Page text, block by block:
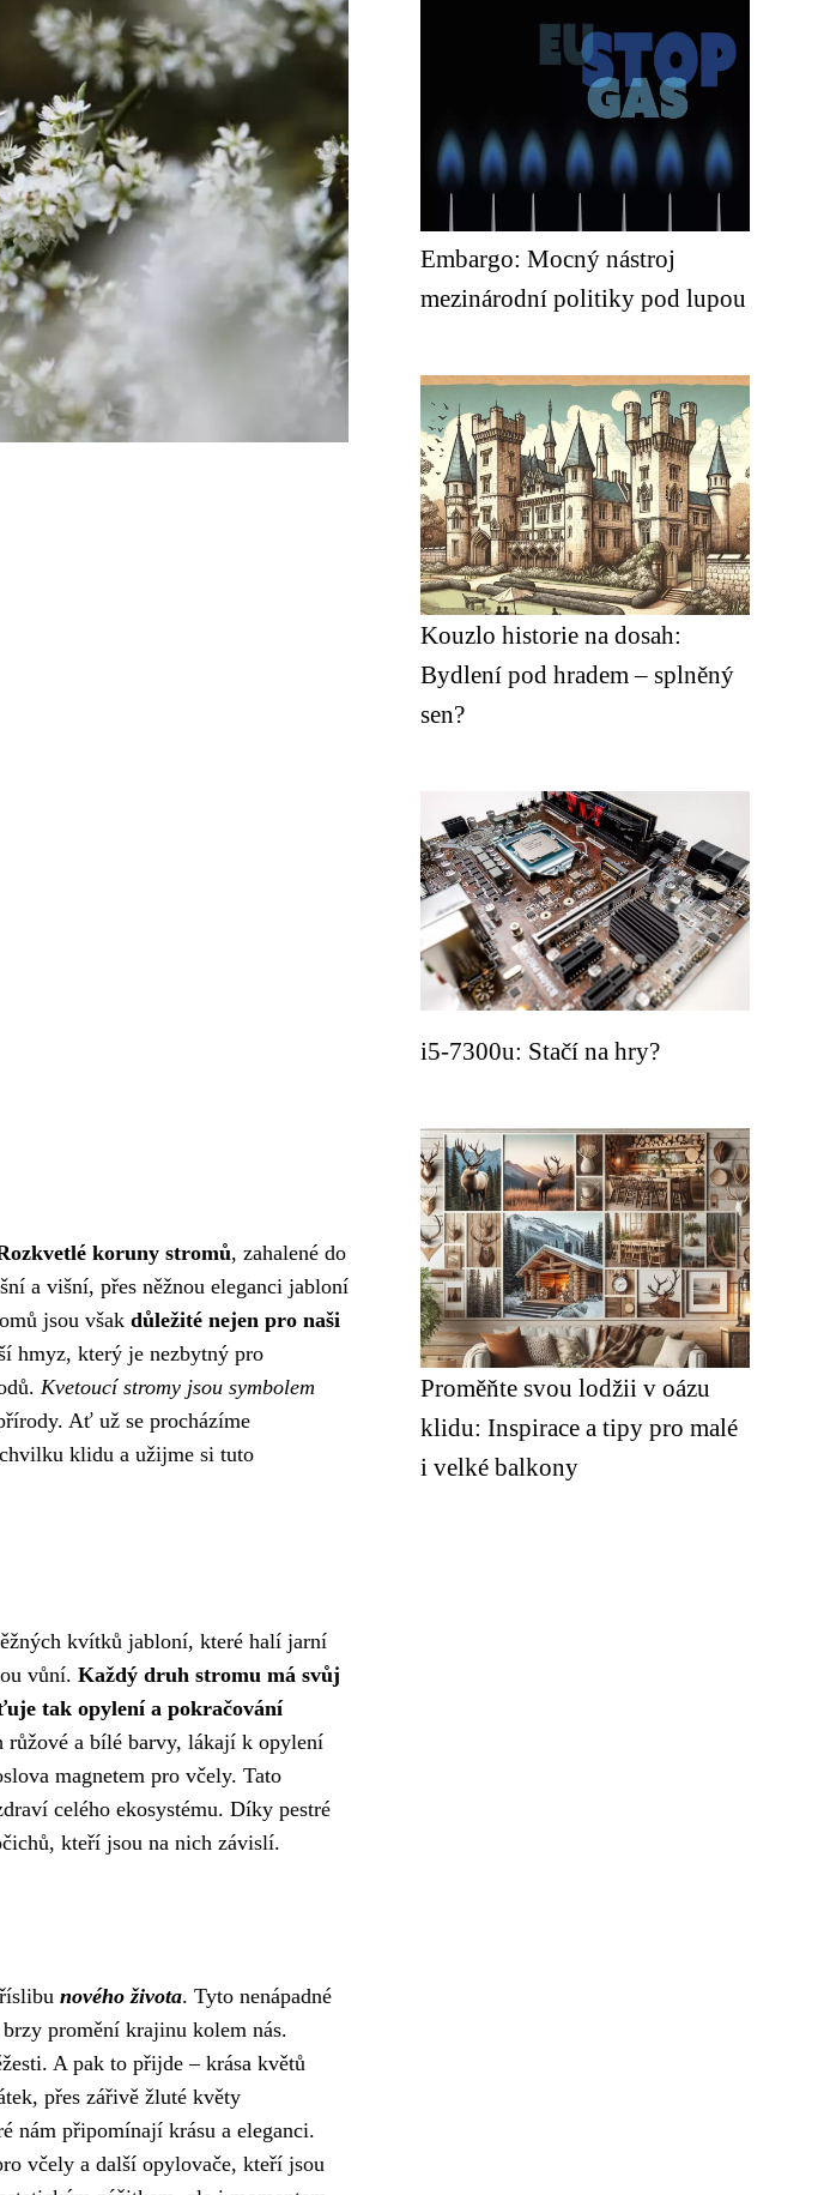
koruny stromů, zahalené do
a višní, přes něžnou eleganci jabloní
jsou však důležité nejen pro naši
hmyz, který je nezbytný pro
Kvetoucí stromy jsou symbolem
Ať už se procházíme
klidu a užijme si tuto
kvítků jabloní, které halí jarní
vůní. Každý druh stromu má svůj
tak opylení a pokračování
růžové a bílé barvy, lákají k opylení
magnetem pro včely. Tato
celého ekosystému. Díky pestré
kteří jsou na nich závislí.
nového života. Tyto nenápadné
promění krajinu kolem nás.
A pak to přijde – krása květů
přes zářivě žluté květy
nám připomínají krásu a eleganci.
včely a další opylovače, kteří jsou
Embargo: Mocný nástroj
mezinárodní politiky pod lupou
Kouzlo historie na dosah:
Bydlení pod hradem – splněný
sen?
i5-7300u: Stačí na hry?
Proměňte svou lodžii v oázu
klidu: Inspirace a tipy pro malé
i velké balkony